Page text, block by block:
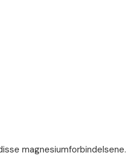
magnesiumforbindelsene.